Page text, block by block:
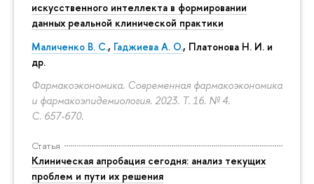
искусственного интеллекта в формировании
данных реальной клинической практики
Маличенко В. С., Гаджиева А. О., Платонова Н. И. и
др.
Фармакоэкономика. Современная фармакоэкономика
и фармакоэпидемиология. 2023. Т. 16. № 4.
С. 657-670.
Статья
Клиническая апробация сегодня: анализ текущих
проблем и пути их решения